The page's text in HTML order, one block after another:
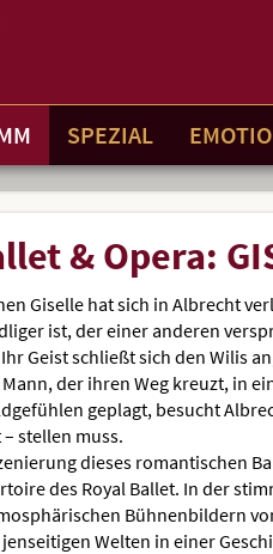
SPEZIAL
& Opera:
Giselle hat sich in Albrecht
ist, der einer anderen
Geist schließt sich den Wilis
der ihren Weg kreuzt, in
geplagt, besucht
stellen muss.
dieses romantischen
des Royal Ballet. In der
Bühnenbildern
Welten in einer